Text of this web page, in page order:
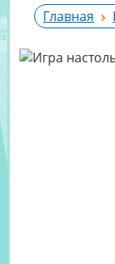
Главная